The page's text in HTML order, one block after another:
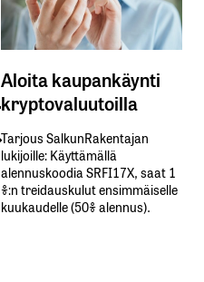
Aloita kaupankäynti
kryptovaluutoilla
Tarjous SalkunRakentajan
lukijoille: Käyttämällä​ ​
alennuskoodia​ ​SRFI17X,​ ​saat​ ​1
%:n treidauskulut​ ​ensimmäiselle​ ​
kuukaudelle​ ​(50%​ ​alennus).